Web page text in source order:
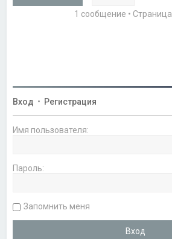
1 сообщение • Страница
Вход • Регистрация
Имя пользователя:
Пароль:
Запомнить меня